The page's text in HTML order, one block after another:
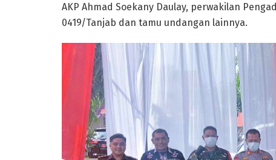
AKP Ahmad Soekany Daulay, perwakilan
0419/Tanjab dan tamu undangan lainnya.